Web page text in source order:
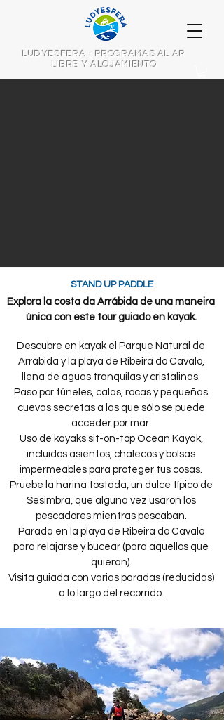
LUDYESFERA - PROGRAMAS AL AR
LIBRE Y ALOJAMIENTO
STAND UP PADDLE
Explora la costa da Arrábida de una maneira
única con este tour guiado en kayak.
Descubre en kayak el Parque Natural de
Arrábida y la playa de Ribeira do Cavalo,
llena de aguas tranquilas y cristalinas.
Paso por túneles, calas, rocas y pequeñas
cuevas secretas a las que sólo se puede
acceder por mar.
Uso de kayaks sit-on-top Ocean Kayak,
incluidos asientos, chalecos y bolsas
impermeables para proteger tus cosas.
Pruebe la harina tostada, un dulce típico de
Sesimbra, que alguna vez usaron los
pescadores mientras pescaban.
Parada en la playa de Ribeira do Cavalo
para relajarse y bucear (para aquellos que
quieran).
Visita guiada con varias paradas (reducidas)
a lo largo del recorrido.​